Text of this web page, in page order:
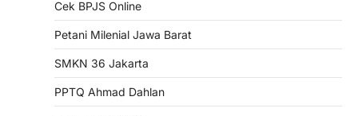
Cek BPJS Online
Petani Milenial Jawa Barat
SMKN 36 Jakarta
PPTQ Ahmad Dahlan